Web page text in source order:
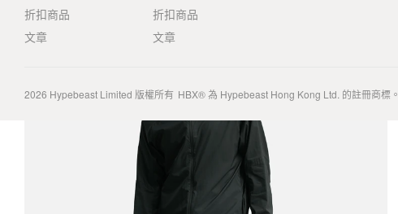
折扣商品
文章
折扣商品
文章
2026 Hypebeast Limited 版權所有 HBX® 為 Hypebeast Hong Kong Ltd. 的註冊商標。